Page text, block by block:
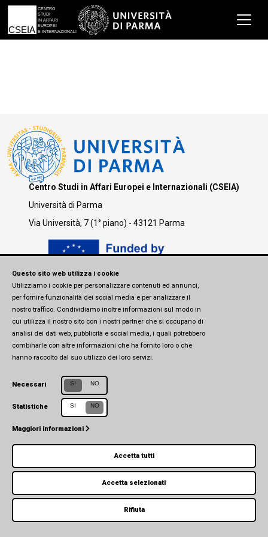
Centro Studi in Affari Europei e Internazionali (CSEIA)
Università di Parma
Via Università, 7 (1° piano) - 43121 Parma
© 2026 CSEIA - All Rights Reserved -Privacy Policy
Questo sito web utilizza i cookie
Utilizziamo i cookie per personalizzare contenuti ed annunci,
per fornire funzionalità dei social media e per analizzare il
nostro traffico. Condividiamo inoltre informazioni sul modo in
cui utilizza il nostro sito con i nostri partner che si occupano di
analisi dei dati web, pubblicità e social media, i quali potrebbero
combinarle con altre informazioni che ha fornito loro o che
hanno raccolto dal suo utilizzo dei loro servizi.
Necessari SI NO
Statistiche SI NO
Maggiori informazioni
Accetta tutti
Accetta selezionati
Rifiuta